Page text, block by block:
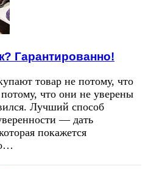
Гарантированно!
товар не потому, что
что они не уверены
Лучший способ
— дать
покажется